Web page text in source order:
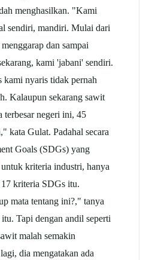
menghasilkan. "Kami
sendiri, mandiri. Mulai dari
dan sampai
kami 'jabani' sendiri.
kami nyaris tidak pernah
Kalaupun sekarang sawit
terbesar negeri ini, 45
kata Gulat. Padahal secara
Goals (SDGs) yang
kriteria industri, hanya
kriteria SDGs itu.
mata tentang ini?," tanya
Tapi dengan andil seperti
malah semakin
dia mengatakan ada